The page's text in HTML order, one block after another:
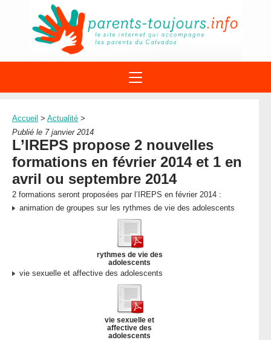
À PROPOS DU REAAP
1ÈRE VISITE
ACTUALITÉ
AGENDA
DISPOSITIFS PARENTALITÉ
SITES INTERNET
NUMÉROS VERTS
LEXIQUE
LETTRES D’INFO
MENTIONS LÉGALES
CONTACT
STRUCTURES
DOCUMENTS
FORMATIONS
Accueil > Actualité >
Publié le 7 janvier 2014
L’IREPS propose 2 nouvelles
formations en février 2014 et 1 en
avril ou septembre 2014
2 formations seront proposées par l’IREPS en février 2014 :
animation de groupes sur les rythmes de vie des adolescents
rythmes de vie des
adolescents
vie sexuelle et affective des adolescents
vie sexuelle et
affective des
adolescents